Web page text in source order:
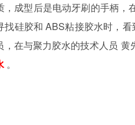
，成型后是电动牙刷的手柄，
找硅胶和 ABS粘接胶水时，
，在与聚力胶水的技术人员 黄
。